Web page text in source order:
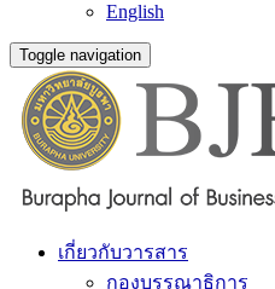
English
Toggle navigation
เกี่ยวกับวารสาร
กองบรรณาธิการ